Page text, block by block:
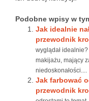
Podobne wpisy w
Jak idealnie
przewodnik
wyglądał
makijażu, mający
niedoskonałości....
Jak farbować
przewodnik